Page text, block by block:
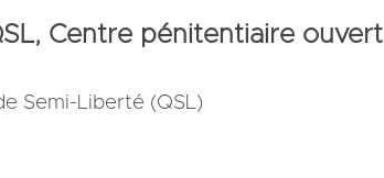
Centre pénitentiaire ouvert
Semi-Liberté (QSL)